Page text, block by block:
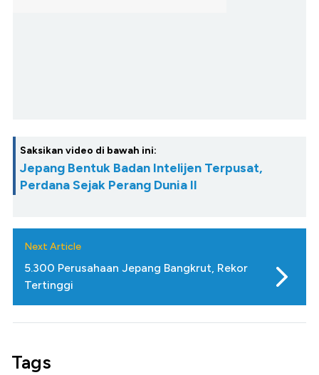
Saksikan video di bawah ini:
Jepang Bentuk Badan Intelijen Terpusat,
Perdana Sejak Perang Dunia II
Next Article
5.300 Perusahaan Jepang Bangkrut, Rekor
Tertinggi
Tags